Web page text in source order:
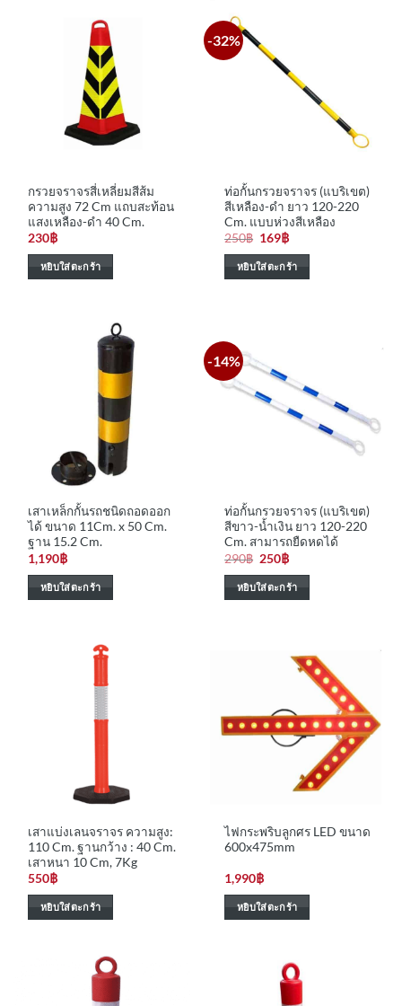
กรวยจราจรสี่เหลี่ยมสีส้ม
ความสูง 72 Cm แถบสะท้อน
แสงเหลือง-ดำ 40 Cm.
230฿
หยิบใส่ตะกร้า
-32%
ท่อกั้นกรวยจราจร (แบริเขต)
สีเหลือง-ดำ ยาว 120-220
Cm. แบบห่วงสีเหลือง
250฿ Original
price
was:
250฿.
169฿Current
is:
169฿.
หยิบใส่ตะกร้า
เสาเหล็กกั้นรถชนิดถอดออก
ได้ ขนาด 11Cm. x 50 Cm.
ฐาน 15.2 Cm.
1,190฿
หยิบใส่ตะกร้า
-14%
ท่อกั้นกรวยจราจร (แบริเขต)
สีขาว-น้ำเงิน ยาว 120-220
Cm. สามารถยืดหดได้
290฿ Original
price
was:
290฿.
250฿Current
is:
250฿.
หยิบใส่ตะกร้า
เสาแบ่งเลนจราจร ความสูง:
110 Cm. ฐานกว้าง : 40 Cm.
เสาหนา 10 Cm, 7Kg
550฿
หยิบใส่ตะกร้า
ไฟกระพริบลูกศร LED ขนาด
600x475mm
1,990฿
หยิบใส่ตะกร้า